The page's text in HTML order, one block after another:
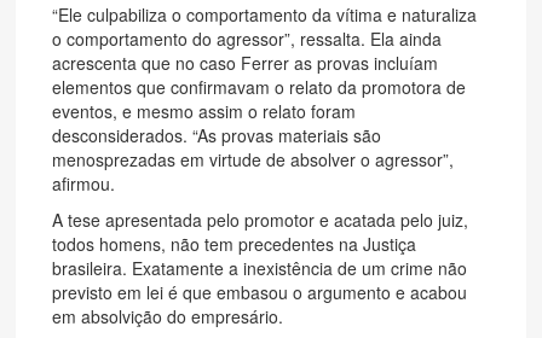
“Ele culpabiliza o comportamento da vítima e naturaliza
o comportamento do agressor”, ressalta. Ela ainda
acrescenta que no caso Ferrer as provas incluíam
elementos que confirmavam o relato da promotora de
eventos, e mesmo assim o relato foram
desconsiderados. “As provas materiais são
menosprezadas em virtude de absolver o agressor”,
afirmou.
A tese apresentada pelo promotor e acatada pelo juiz,
todos homens, não tem precedentes na Justiça
brasileira. Exatamente a inexistência de um crime não
previsto em lei é que embasou o argumento e acabou
em absolvição do empresário.